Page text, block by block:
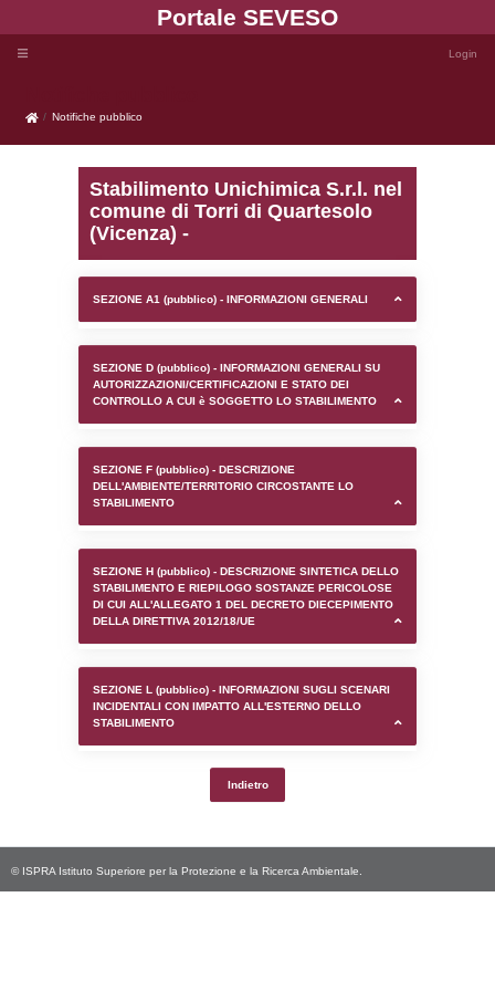
Portale
Notifiche pubblico
Notifiche pubblico
Stabilimento
comune di Torri di
(Vicenza) -
SEZIONE D (pubblico) - INFORMAZIONI
AUTORIZZAZIONI/CERTIFICAZIONI E
CONTROLLO A CUI è SOGGETTO LO
SEZIONE F (pubblico) - DESCRIZIONE
DELL'AMBIENTE/TERRITORIO
STABILIMENTO
SEZIONE H (pubblico) - DESCRIZIONE